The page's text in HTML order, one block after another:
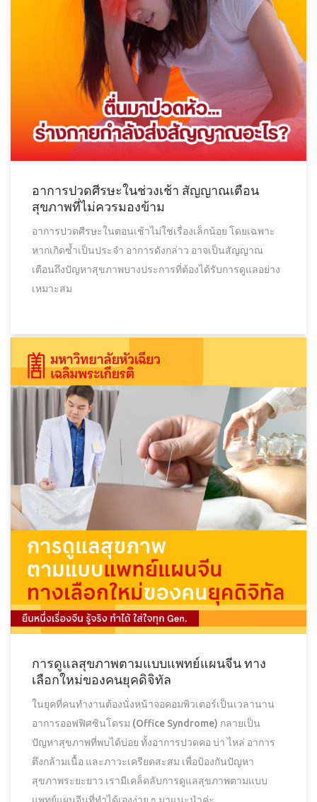
อาการปวดศีรษะในช่วงเช้า สัญญาณเตือน
สุขภาพที่ไม่ควรมองข้าม
อาการปวดศีรษะในตอนเช้าไม่ใช่เรื่องเล็กน้อย โดยเฉพาะ
หากเกิดซ้ำเป็นประจำ อาการดังกล่าว อาจเป็นสัญญาณ
เตือนถึงปัญหาสุขภาพบางประการที่ต้องได้รับการดูแลอย่าง
เหมาะสม
การดูแลสุขภาพตามแบบแพทย์แผนจีน ทาง
เลือกใหม่ของคนยุคดิจิทัล
ในยุคที่คนทำงานต้องนั่งหน้าจอคอมพิวเตอร์เป็นเวลานาน
อาการออฟฟิศซินโดรม (Office Syndrome) กลายเป็น
ปัญหาสุขภาพที่พบได้บ่อย ทั้งอาการปวดคอ บ่า ไหล่ อาการ
ตึงกล้ามเนื้อ และภาวะเครียดสะสม เพื่อป้องกันปัญหา
สุขภาพระยะยาว เรามีเคล็ดลับการดูแลสุขภาพตามแบบ